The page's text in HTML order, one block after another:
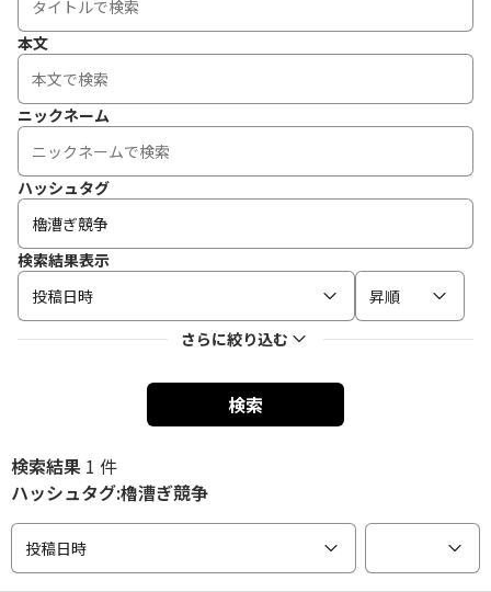
本文
ニックネーム
ハッシュタグ
検索結果表示
投稿日時
昇順
さらに絞り込む
検索
検索結果 1 件
ハッシュタグ:櫓漕ぎ競争
投稿日時